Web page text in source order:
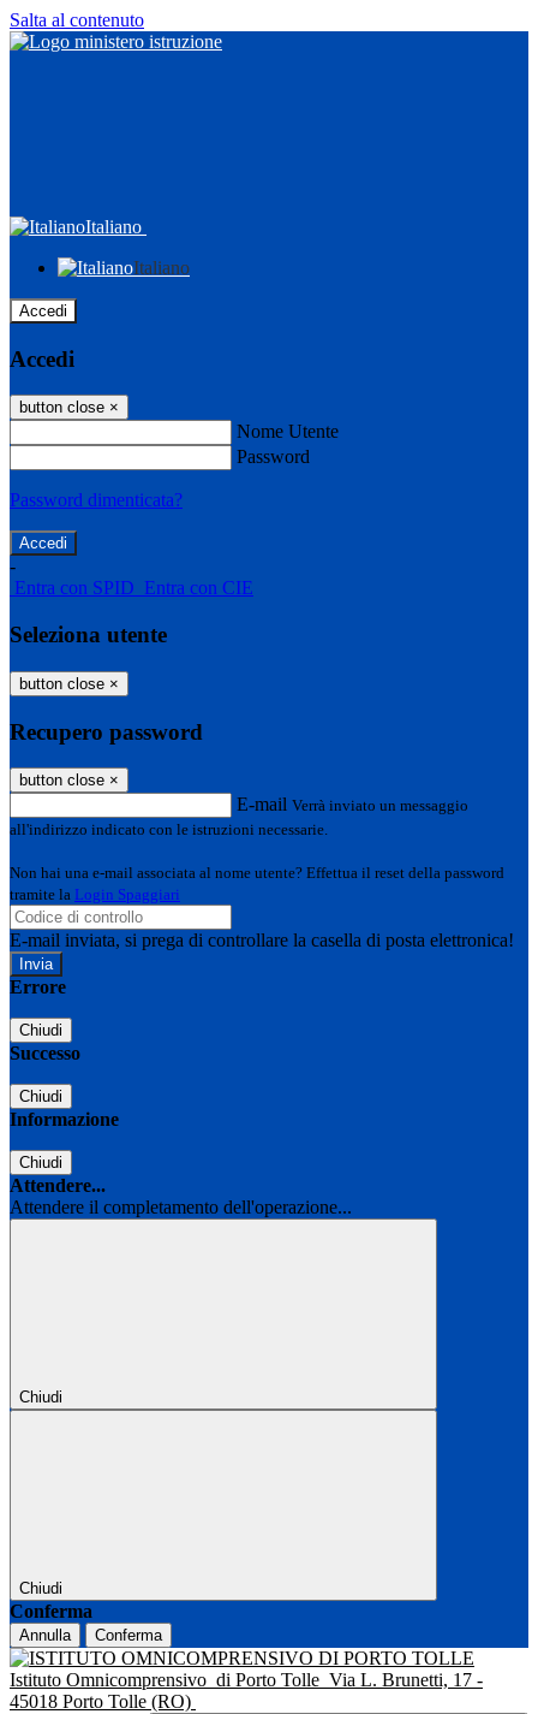
Salta al contenuto
Italiano
Italiano
Accedi
Accedi
button close ×
Nome Utente
Password
Password dimenticata?
-
Entra con SPID Entra con CIE
Seleziona utente
button close ×
Recupero password
button close ×
E-mail Verrà inviato un messaggio
all'indirizzo indicato con le istruzioni necessarie.
Non hai una e-mail associata al nome utente? Effettua il reset della password
tramite la Login Spaggiari
E-mail inviata, si prega di controllare la casella di posta elettronica!
Errore
Chiudi
Successo
Chiudi
Informazione
Chiudi
Attendere...
Attendere il completamento dell'operazione...
Chiudi
Chiudi
Conferma
Annulla Conferma
Istituto Omnicomprensivo di Porto Tolle Via L. Brunetti, 17 -
45018 Porto Tolle (RO)